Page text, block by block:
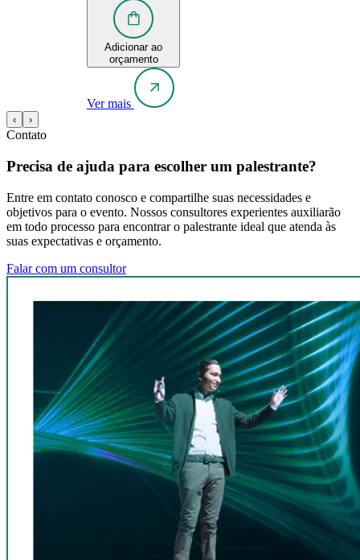
Adicionar ao
orçamento
Ver mais
‹ ›
Contato
Precisa de ajuda para escolher um palestrante?
Entre em contato conosco e compartilhe suas necessidades e
objetivos para o evento. Nossos consultores experientes auxiliarão
em todo processo para encontrar o palestrante ideal que atenda às
suas expectativas e orçamento.
Falar com um consultor